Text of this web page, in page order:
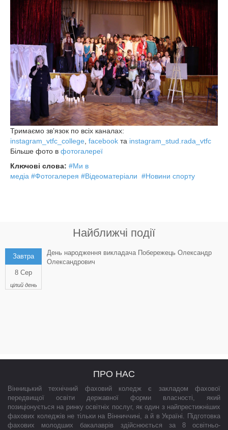
Тримаємо зв’язок по всіх каналах:
instagram_vtfc_college, facebook та instagram_stud.rada_vtfc
Більше фото в фотогалереї
Ключові слова: #Ми в
медіа #Фотогалерея #Відеоматеріали #Новини спорту
Найближчі події
Завтра
8 Сер
цілий день
День народження викладача Побережець Олександр
Олександрович
ПРО НАС
Вінницький технічний фаховий коледж є закладом фахової
передвищої освіти державної форми власності, який
позиціонується на ринку освітніх послуг, як один з найпрестижніших
фахових коледжів не тільки на Вінниччині, а й в Україні. Підготовка
фахових молодших бакалаврів здійснюється за 8 освітньо-